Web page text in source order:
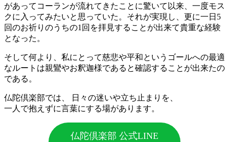
があってコーランが流れてきたことに驚いて以来、一度モス
クに入ってみたいと思っていた。それが実現し、更に一日5
回のお祈りのうちの1回を拝見することが出来て貴重な経験
となった。
そして何より、私にとって慈悲や平和というゴールへの最適
なルートは親鸞やお釈迦様であると確認することが出来たの
である。
仏陀倶楽部では、 日々の迷いや立ち止まりを、
一人で抱えずに言葉にする場があります。
仏陀倶楽部 公式LINE